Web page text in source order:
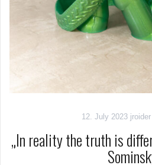
12. July 2023 jroider
„In reality the truth is